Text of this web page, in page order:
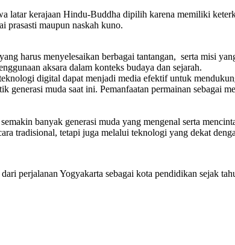
latar kerajaan Hindu-Buddha dipilih karena memiliki
prasasti maupun naskah kuno.
harus menyelesaikan berbagai tantangan, serta misi
aksara dalam konteks budaya dan sejarah.
digital dapat menjadi media efektif untuk
generasi muda saat ini. Pemanfaatan permainan sebagai
banyak generasi muda yang mengenal serta
tradisional, tetapi juga melalui teknologi yang dekat
perjalanan Yogyakarta sebagai kota pendidikan sejak